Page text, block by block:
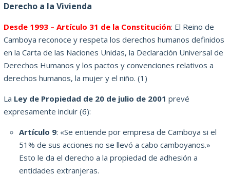
Derecho a la Vivienda
Desde 1993 – Artículo 31 de la Constitución: El Reino de
Camboya reconoce y respeta los derechos humanos definidos
en la Carta de las Naciones Unidas, la Declaración Universal de
Derechos Humanos y los pactos y convenciones relativos a
derechos humanos, la mujer y el niño. (1)
La Ley de Propiedad de 20 de julio de 2001 prevé
expresamente incluir (6):
Artículo 9: «Se entiende por empresa de Camboya si el
51% de sus acciones no se llevó a cabo camboyanos.»
Esto le da el derecho a la propiedad de adhesión a
entidades extranjeras.